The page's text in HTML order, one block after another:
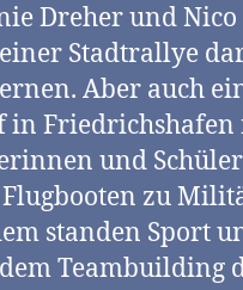
Dreher und Nico
Stadtrallye
Aber auch
in
und
zu
standen Sport
Teambuilding